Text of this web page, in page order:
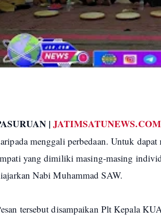
|JATIMSATUNEWS.COM
menggali perbedaan. Untuk
yang dimiliki masing-masing
Nabi Muhammad SAW.
tersebut disampaikan Plt Kepala